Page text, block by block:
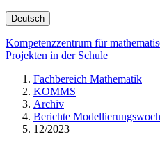
Deutsch
Kompetenzzentrum für
Projekten in der Schule
Fachbereich Mathematik
KOMMS
Archiv
Berichte
12/2023